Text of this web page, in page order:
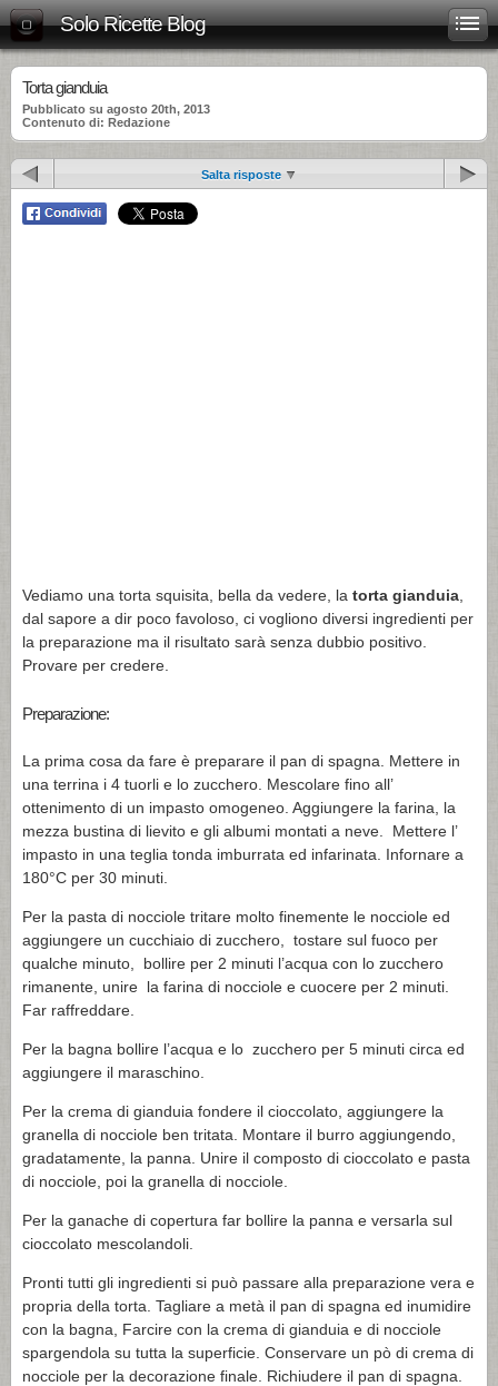
Solo Ricette Blog
Torta gianduia
Pubblicato su agosto 20th, 2013
Contenuto di: Redazione
Salta risposte
Vediamo una torta squisita, bella da vedere, la torta gianduia
dal sapore a dir poco favoloso, ci vogliono diversi ingredienti per
la preparazione ma il risultato sarà senza dubbio positivo.
Provare per credere.
Preparazione:
La prima cosa da fare è preparare il pan di spagna. Mettere in
una terrina i 4 tuorli e lo zucchero. Mescolare fino all’
ottenimento di un impasto omogeneo. Aggiungere la farina, la
mezza bustina di lievito e gli albumi montati a neve. Mettere l’
impasto in una teglia tonda imburrata ed infarinata. Infornare a
180°C per 30 minuti.
Per la pasta di nocciole tritare molto finemente le nocciole ed
aggiungere un cucchiaio di zucchero, tostare sul fuoco per
qualche minuto, bollire per 2 minuti l’acqua con lo zucchero
rimanente, unire la farina di nocciole e cuocere per 2 minuti.
Far raffreddare.
Per la bagna bollire l’acqua e lo zucchero per 5 minuti circa ed
aggiungere il maraschino.
Per la crema di gianduia fondere il cioccolato, aggiungere la
granella di nocciole ben tritata. Montare il burro aggiungendo,
gradatamente, la panna. Unire il composto di cioccolato e pasta
di nocciole, poi la granella di nocciole.
Per la ganache di copertura far bollire la panna e versarla sul
cioccolato mescolandoli.
Pronti tutti gli ingredienti si può passare alla preparazione vera e
propria della torta. Tagliare a metà il pan di spagna ed inumidire
con la bagna, Farcire con la crema di gianduia e di nocciole
spargendola su tutta la superficie. Conservare un pò di crema di
nocciole per la decorazione finale. Richiudere il pan di spagna.